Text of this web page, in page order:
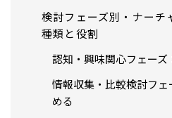
検討フェーズ別・ナーチ
種類と役割
認知・興味関心フェー
情報収集・比較検討フ
める